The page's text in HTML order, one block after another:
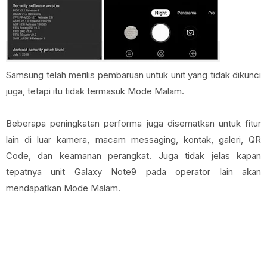
Samsung telah merilis pembaruan untuk unit yang tidak dikunci
juga, tetapi itu tidak termasuk Mode Malam.
Beberapa peningkatan performa juga disematkan untuk fitur
lain di luar kamera, macam messaging, kontak, galeri, QR
Code, dan keamanan perangkat. Juga tidak jelas kapan
tepatnya unit Galaxy Note9 pada operator lain akan
mendapatkan Mode Malam.